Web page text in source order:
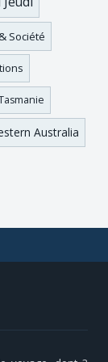
Société
Australia